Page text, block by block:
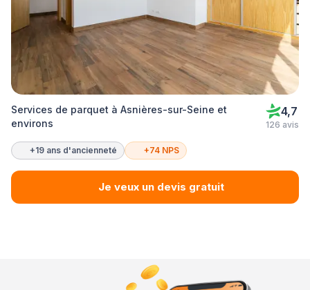
Services de parquet à Asnières-sur-Seine et
environs
4,7
126 avis
+19 ans d'ancienneté +74 NPS
Je veux un devis gratuit